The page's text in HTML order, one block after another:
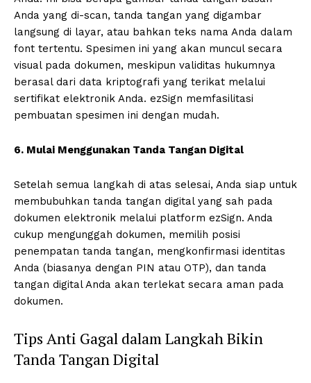
Anda yang di-scan, tanda tangan yang digambar
langsung di layar, atau bahkan teks nama Anda dalam
font tertentu. Spesimen ini yang akan muncul secara
visual pada dokumen, meskipun validitas hukumnya
berasal dari data kriptografi yang terikat melalui
sertifikat elektronik Anda. ezSign memfasilitasi
pembuatan spesimen ini dengan mudah.
6. Mulai Menggunakan Tanda Tangan Digital
Setelah semua langkah di atas selesai, Anda siap untuk
membubuhkan tanda tangan digital yang sah pada
dokumen elektronik melalui platform ezSign. Anda
cukup mengunggah dokumen, memilih posisi
penempatan tanda tangan, mengkonfirmasi identitas
Anda (biasanya dengan PIN atau OTP), dan tanda
tangan digital Anda akan terlekat secara aman pada
dokumen.
Tips Anti Gagal dalam Langkah Bikin
Tanda Tangan Digital